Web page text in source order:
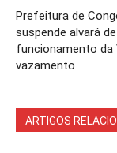
Prefeitura de
suspende alvará de
funcionamento da
vazamento
ARTIGOS